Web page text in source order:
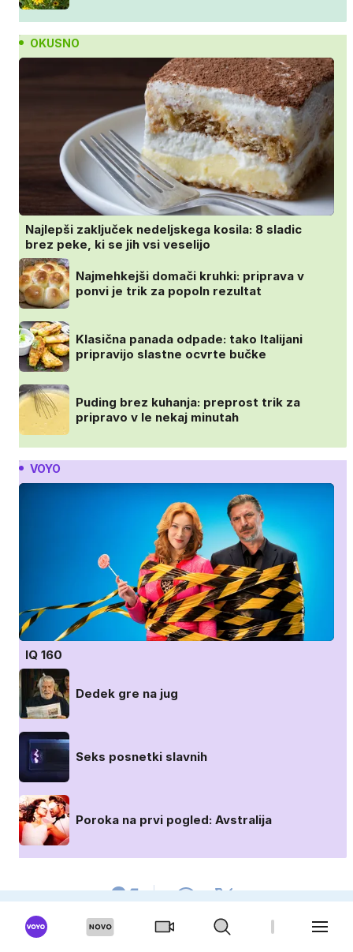
OKUSNO
Najlepši zaključek nedeljskega kosila: 8 sladic
brez peke, ki se jih vsi veselijo
Najmehkejši domači kruhki: priprava v
ponvi je trik za popoln rezultat
Klasična panada odpade: tako Italijani
pripravijo slastne ocvrte bučke
Puding brez kuhanja: preprost trik za
pripravo v le nekaj minutah
VOYO
IQ 160
Dedek gre na jug
Seks posnetki slavnih
Poroka na prvi pogled: Avstralija
OGLAŠEVANJE UREDNIŠTVO PRO PLUS KARIERA